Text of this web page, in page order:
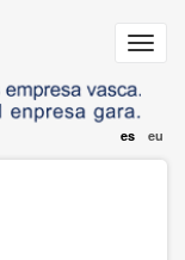
es eu